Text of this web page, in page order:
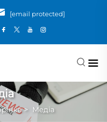
[email protected]
> Медіа